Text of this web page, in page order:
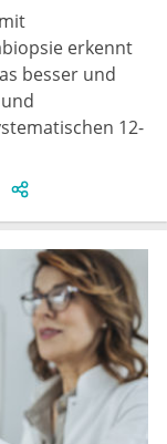
erkennt
besser und
12-